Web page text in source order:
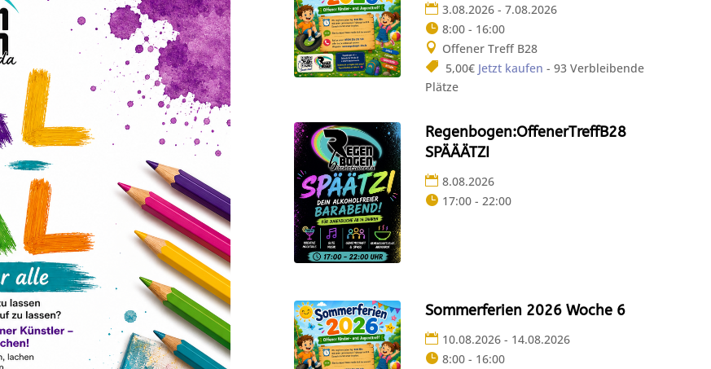
3.08.2026 - 7.08.2026
8:00 - 16:00
Offener Treff B28
5,00€ Jetzt kaufen - 93 Verbleibende
Plätze
Regenbogen:OffenerTreffB28
SPÄÄÄTZI
8.08.2026
17:00 - 22:00
Sommerferien 2026 Woche 6
10.08.2026 - 14.08.2026
8:00 - 16:00